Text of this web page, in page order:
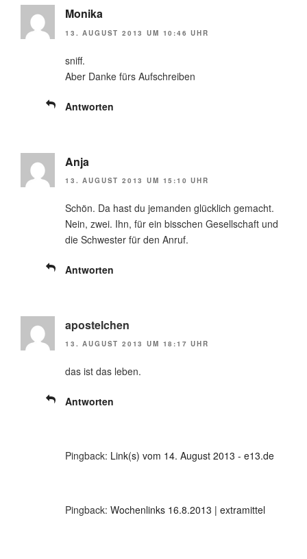
Monika
13. AUGUST 2013 UM 10:46 UHR
sniff.
Aber Danke fürs Aufschreiben
Antworten
Anja
13. AUGUST 2013 UM 15:10 UHR
Schön. Da hast du jemanden glücklich gemacht.
Nein, zwei. Ihn, für ein bisschen Gesellschaft und
die Schwester für den Anruf.
Antworten
apostelchen
13. AUGUST 2013 UM 18:17 UHR
das ist das leben.
Antworten
Pingback: Link(s) vom 14. August 2013 - e13.de
Pingback: Wochenlinks 16.8.2013 | extramittel